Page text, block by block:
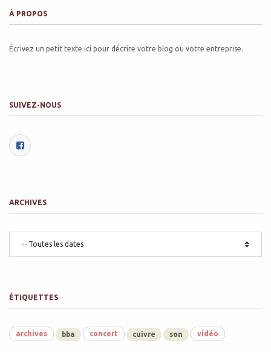
À PROPOS
Écrivez un petit texte ici pour décrire votre blog ou votre entreprise.
SUIVEZ-NOUS
ARCHIVES
ÉTIQUETTES
archives bba concert cuivre son vidéo